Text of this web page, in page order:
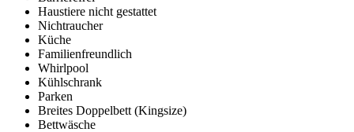
Haustiere nicht gestattet
Nichtraucher
Küche
Familienfreundlich
Whirlpool
Kühlschrank
Parken
Breites Doppelbett (Kingsize)
Bettwäsche